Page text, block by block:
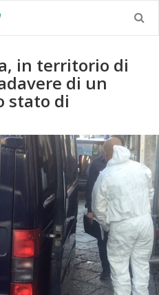
in territorio di
di un
stato di